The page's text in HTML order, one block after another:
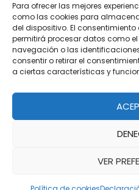
Para ofrecer las mejores
como las cookies para
del dispositivo. El
permitirá procesar datos como
navegación o las
consentir o retirar el
a ciertas características y
VER
Acepto las